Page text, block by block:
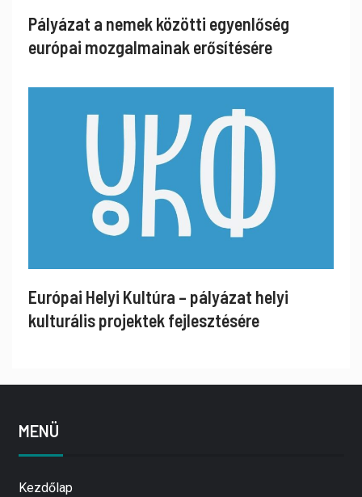
Pályázat a nemek közötti egyenlőség
európai mozgalmainak erősítésére
Európai Helyi Kultúra – pályázat helyi
kulturális projektek fejlesztésére
MENÜ
Kezdőlap